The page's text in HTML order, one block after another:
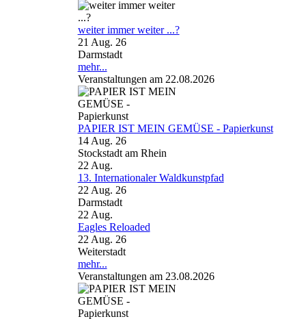
weiter immer weiter ...?
21 Aug. 26
Darmstadt
mehr...
Veranstaltungen am 22.08.2026
PAPIER IST MEIN GEMÜSE - Papierkunst
14 Aug. 26
Stockstadt am Rhein
22 Aug.
13. Internationaler Waldkunstpfad
22 Aug. 26
Darmstadt
22 Aug.
Eagles Reloaded
22 Aug. 26
Weiterstadt
mehr...
Veranstaltungen am 23.08.2026